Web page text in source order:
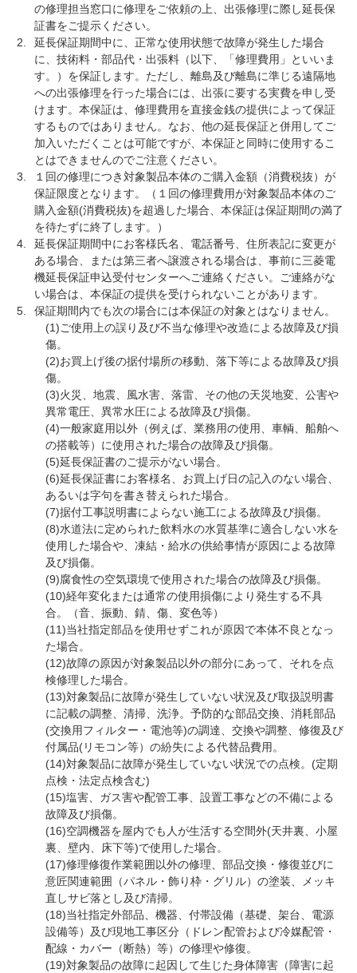
の修理担当窓口に修理をご依頼の上、出張修理に際し延長保
証書をご提示ください。
延長保証期間中に、正常な使用状態で故障が発生した場合
に、技術料・部品代・出張料（以下、「修理費用」といいま
す。）を保証します。ただし、離島及び離島に準じる遠隔地
への出張修理を行った場合には、出張に要する実費を申し受
けます。本保証は、修理費用を直接金銭の提供によって保証
するものではありません。なお、他の延長保証と併用してご
加入いただくことは可能ですが、本保証と同時に使用するこ
とはできませんのでご注意ください。
１回の修理につき対象製品本体のご購入金額（消費税抜）が
保証限度となります。（１回の修理費用が対象製品本体のご
購入金額(消費税抜)を超過した場合、本保証は保証期間の満了
を待たずに終了します。）
延長保証期間中にお客様氏名、電話番号、住所表記に変更が
ある場合、または第三者へ譲渡される場合は、事前に三菱電
機延長保証申込受付センターへご連絡ください。ご連絡がな
い場合は、本保証の提供を受けられないことがあります。
保証期間内でも次の場合には本保証の対象とはなりません。
(1)ご使用上の誤り及び不当な修理や改造による故障及び損
傷。
(2)お買上げ後の据付場所の移動、落下等による故障及び損
傷。
(3)火災、地震、風水害、落雷、その他の天災地変、公害や
異常電圧、異常水圧による故障及び損傷。
(4)一般家庭用以外（例えば、業務用の使用、車輌、船舶へ
の搭載等）に使用された場合の故障及び損傷。
(5)延長保証書のご提示がない場合。
(6)延長保証書にお客様名、お買上げ日の記入のない場合、
あるいは字句を書き替えられた場合。
(7)据付工事説明書によらない施工による故障及び損傷。
(8)水道法に定められた飲料水の水質基準に適合しない水を
使用した場合や、凍結・給水の供給事情が原因による故障
及び損傷。
(9)腐食性の空気環境で使用された場合の故障及び損傷。
(10)経年変化または通常の使用損傷により発生する不具
合。（音、振動、錆、傷、変色等）
(11)当社指定部品を使用せずこれが原因で本体不良となっ
た場合。
(12)故障の原因が対象製品以外の部分にあって、それを点
検修理した場合。
(13)対象製品に故障が発生していない状況及び取扱説明書
に記載の調整、清掃、洗浄。予防的な部品交換、消耗部品
(交換用フィルター・電池等)の調達、交換や調整、修復及び
付属品(リモコン等）の紛失による代替品費用。
(14)対象製品に故障が発生していない状況での点検。(定期
点検・法定点検含む)
(15)塩害、ガス害や配管工事、設置工事などの不備による
故障及び損傷。
(16)空調機器を屋内でも人が生活する空間外(天井裏、小屋
裏、壁内、床下等)で使用した場合。
(17)修理修復作業範囲以外の修理、部品交換・修復並びに
意匠関連範囲（パネル・飾り枠・グリル）の塗装、メッキ
直しサビ落とし及び清掃。
(18)当社指定外部品、機器、付帯設備（基礎、架台、電源
設備等）及び現地工事区分（ドレン配管および冷媒配管・
配線・カバー（断熱）等）の修理や修復。
(19)対象製品の故障に起因して生じた身体障害（障害に起